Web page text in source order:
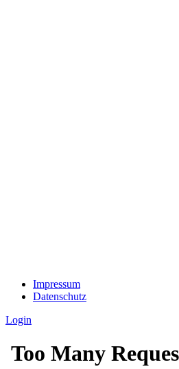
Impressum
Datenschutz
Login